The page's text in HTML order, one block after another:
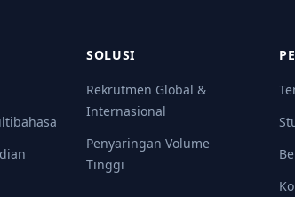
SOLUSI
Rekrutmen Global &
Internasional
Penyaringan Volume
Tinggi